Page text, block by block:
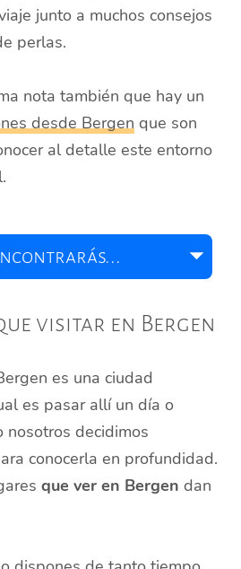
junto a muchos consejos
perlas.
nota también que hay un
desde Bergen que son
al detalle este entorno
visitar en Bergen
es una ciudad
es pasar allí un día o
nosotros decidimos
conocerla en profundidad.
que ver en Bergen dan